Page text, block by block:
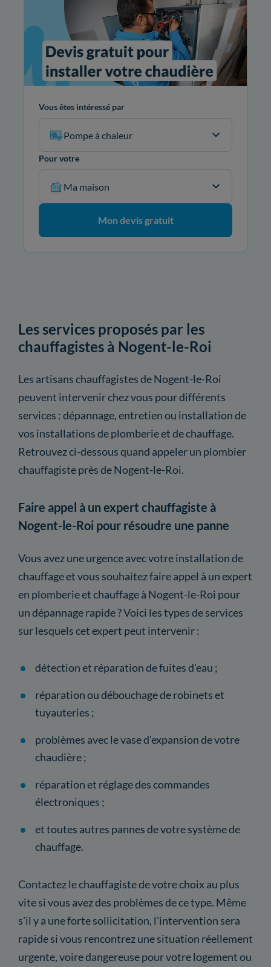
Vous êtes intéressé par
Pompe à chaleur
Pour votre
Ma maison
Mon devis gratuit
Les services proposés par les
chauffagistes à Nogent-le-Roi
Les artisans chauffagistes de Nogent-le-Roi
peuvent intervenir chez vous pour différents
services : dépannage, entretien ou installation de
vos installations de plomberie et de chauffage.
Retrouvez ci-dessous quand appeler un plombier
chauffagiste près de Nogent-le-Roi.
Faire appel à un expert chauffagiste à
Nogent-le-Roi pour résoudre une panne
Vous avez une urgence avec votre installation de
chauffage et vous souhaitez faire appel à un expert
en plomberie et chauffage à Nogent-le-Roi pour
un dépannage rapide ? Voici les types de services
sur lesquels cet expert peut intervenir :
détection et réparation de fuites d'eau ;
réparation ou débouchage de robinets et
tuyauteries ;
problèmes avec le vase d'expansion de votre
chaudière ;
réparation et réglage des commandes
électroniques ;
et toutes autres pannes de votre système de
chauffage.
Contactez le chauffagiste de votre choix au plus
vite si vous avez des problèmes de ce type. Même
s'il y a une forte sollicitation, l'intervention sera
rapide si vous rencontrez une situation réellement
urgente, voire dangereuse pour votre logement ou